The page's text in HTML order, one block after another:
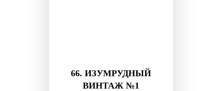
66. ИЗУМРУДНЫЙ
ВИНТАЖ №1